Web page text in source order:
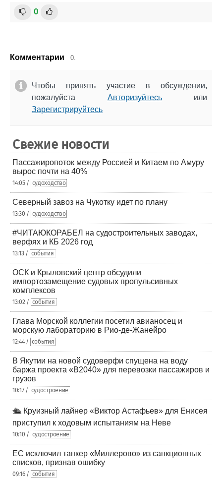
0
Комментарии 0.
Чтобы принять участие в обсуждении,
пожалуйста Авторизуйтесьили
Зарегистрируйтесь
Свежие новости
Пассажиропоток между Россией и Китаем по Амуру
вырос почти на 40%
14:05 / судоходство
Северный завоз на Чукотку идет по плану
13:30 / судоходство
#ЧИТАЮКОРАБЕЛ на судостроительных заводах,
верфях и КБ 2026 год
13:13 / события
ОСК и Крыловский центр обсудили
импортозамещение судовых пропульсивных
комплексов
13:02 / события
Глава Морской коллегии посетил авианосец и
морскую лабораторию в Рио-де-Жанейро
12:44 / события
В Якутии на новой судоверфи спущена на воду
баржа проекта «В2040» для перевозки пассажиров и
грузов
10:17 / судостроение
🛳️ Круизный лайнер «Виктор Астафьев» для Енисея
приступил к ходовым испытаниям на Неве
10:10 / судостроение
ЕС исключил танкер «Миллерово» из санкционных
списков, признав ошибку
09:16 / события